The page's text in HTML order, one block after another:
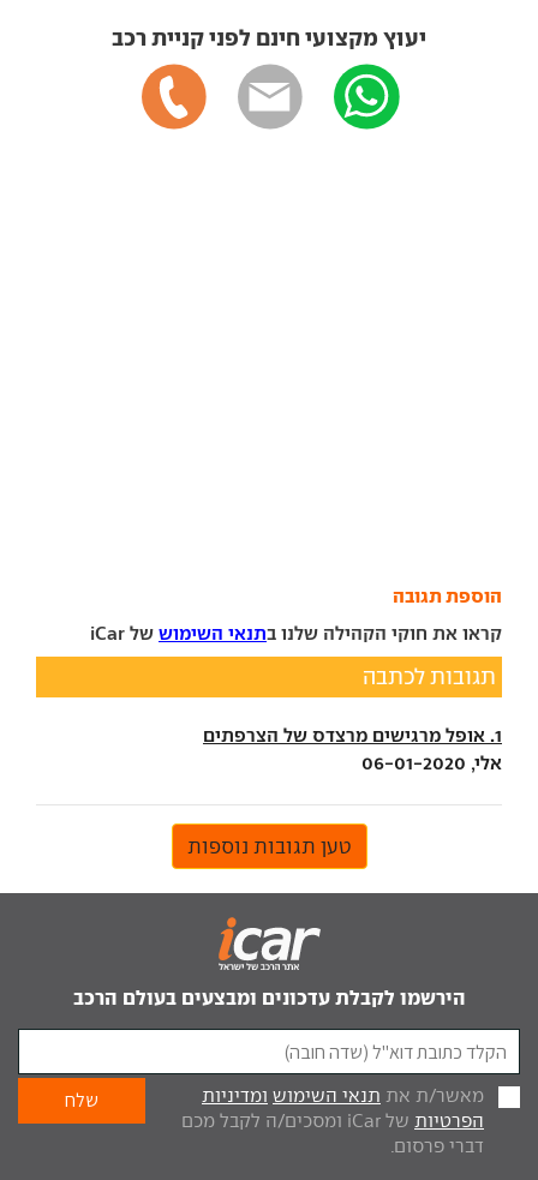
יעוץ מקצועי חינם לפני קניית רכב
הוספת תגובה
קראו את חוקי הקהילה שלנו בתנאי השימוש של iCar
תגובות לכתבה
1. אופל מרגישים מרצדס של הצרפתים
אלי, 06-01-2020
טען תגובות נוספות
הירשמו לקבלת עדכונים ומבצעים בעולם הרכב
מאשר/ת את תנאי השימוש ומדיניות
הפרטיות
של iCar ומסכים/ה לקבל מכם
דברי פרסום.